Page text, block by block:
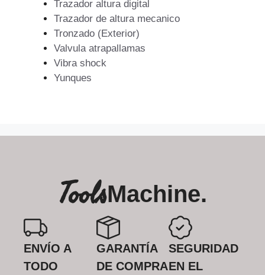
Trazador altura digital
Trazador de altura mecanico
Tronzado (Exterior)
Valvula atrapallamas
Vibra shock
Yunques
ToolsMachine.
ENVÍO A
TODO
GARANTÍA
DE COMPRA
SEGURIDAD
EN EL